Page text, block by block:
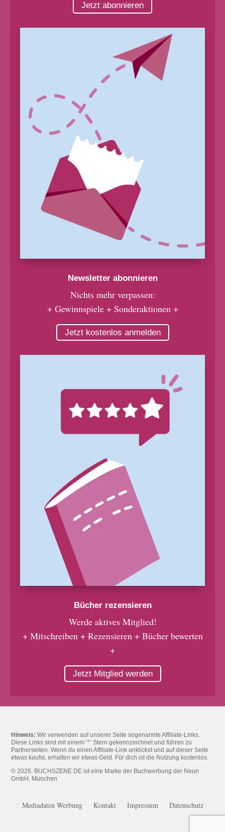
Jetzt abonnieren
Newsletter abonnieren
Nichts mehr verpassen:
+ Gewinnspiele + Sonderaktionen +
Jetzt kostenlos anmelden
Bücher rezensieren
Werde aktives Mitglied!
+ Mitschreiben + Rezensieren + Bücher bewerten
+
Jetzt Mitglied werden
Hinweis: Wir verwenden auf unserer Seite sogenannte Affiliate-Links.
Diese Links sind mit einem ‘*‘ Stern gekennzeichnet und führen zu
Partnerseiten. Wenn du einen Affiliate-Link anklickst und auf dieser Seite
etwas kaufst, erhalten wir etwas Geld. Für dich ist die Nutzung kostenlos.
© 2026. BUCHSZENE.DE ist eine Marke der Buchwerbung der Neun
GmbH, München
Mediadaten Werbung Kontakt Impressum Datenschutz